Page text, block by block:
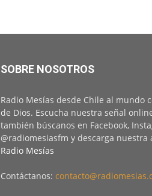
SOBRE NOSOTROS
Radio Mesías desde Chile al mundo
de Dios. Escucha nuestra señal
también búscanos en Facebook,
@radiomesiasfm y descarga nuestra
Radio Mesías
Contáctanos: